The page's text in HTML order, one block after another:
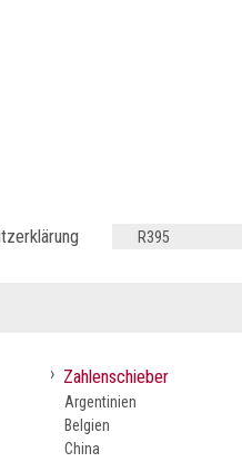
› Zahlenschieber
Argentinien
Belgien
China